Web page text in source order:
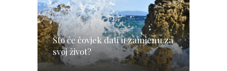
Što će čovjek dati u zamjenu za
svoj život?